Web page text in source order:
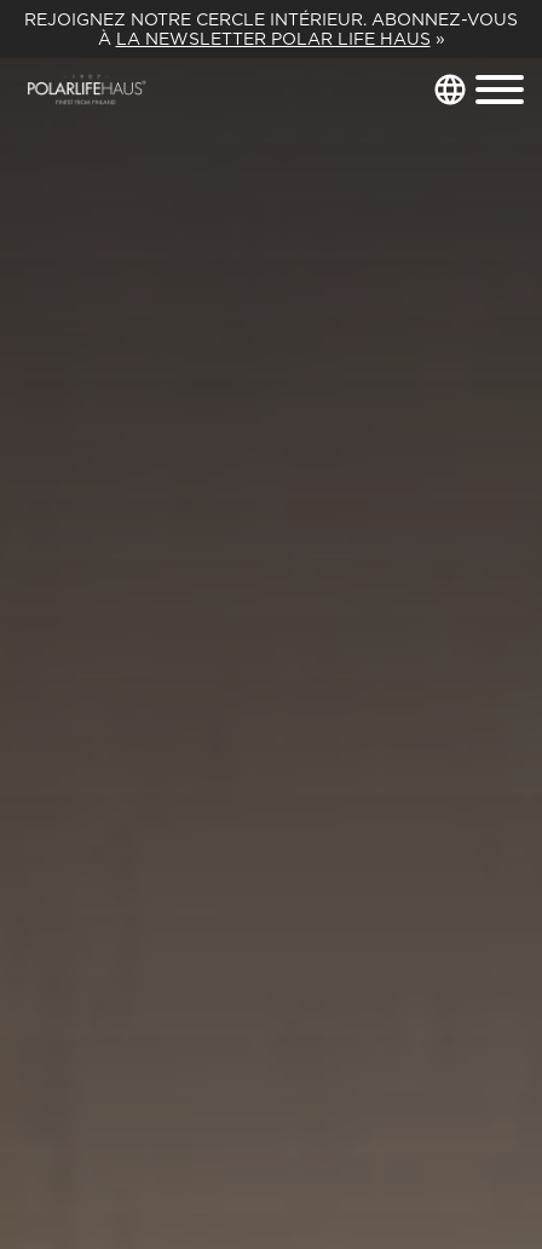
REJOIGNEZ NOTRE CERCLE INTÉRIEUR. ABONNEZ-VOUS
À LA NEWSLETTER POLAR LIFE HAUS »